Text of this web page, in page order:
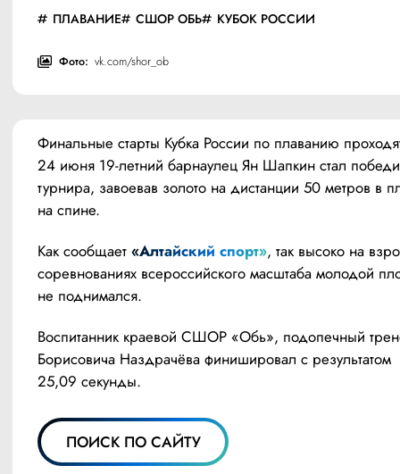
ПЛАВАНИЕ СШОР ОБЬ КУБОК РОССИИ
Фото: vk.com/shor_ob
Финальные старты Кубка России по плаванию
24 июня 19-летний барнаулец Ян Шапкин стал
турнира, завоевав золото на дистанции 50 метров в
на спине.
Как сообщает «Алтайский спорт», так высоко на
соревнованиях всероссийского масштаба молодой
не поднимался.
Воспитанник краевой СШОР «Обь», подопечный
Борисовича Наздрачёва финишировал с результатом
25,09 секунды.
ПОИСК ПО САЙТУ